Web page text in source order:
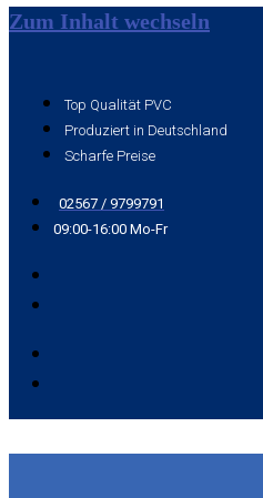
Zum Inhalt wechseln
Top Qualität PVC
Produziert in Deutschland
Scharfe Preise
02567 / 9799791
09:00-16:00 Mo-Fr